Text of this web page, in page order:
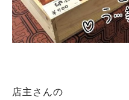
店主さんの